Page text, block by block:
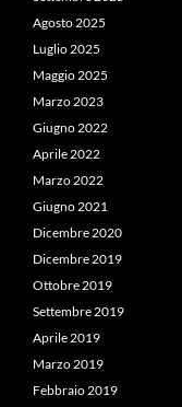
Agosto 2025
Luglio 2025
Maggio 2025
Marzo 2023
Giugno 2022
Aprile 2022
Marzo 2022
Giugno 2021
Dicembre 2020
Dicembre 2019
Ottobre 2019
Settembre 2019
Aprile 2019
Marzo 2019
Febbraio 2019